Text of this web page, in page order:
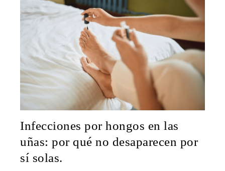
Infecciones por hongos en las
uñas: por qué no desaparecen por
sí solas.